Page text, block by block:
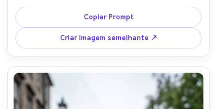
de fada de fundo suavemente borradas, Fujifilm GFX100
80mm, profundidade de campo rasa, classificação de cor
âmbar rica, texturas de pele e folhas ultra-detalhadas,
retrato fotorealista de vida selvagem estilo estilo de
vida-AR 4:5
Copiar Prompt
Criar imagem semelhante ↗